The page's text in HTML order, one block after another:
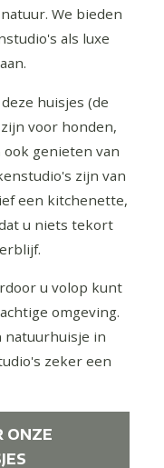
We bieden
als luxe
huisjes (de
voor honden,
genieten van
zijn van
een kitchenette,
u niets tekort
u volop kunt
omgeving.
natuurhuisje in
zeker een
ONZE